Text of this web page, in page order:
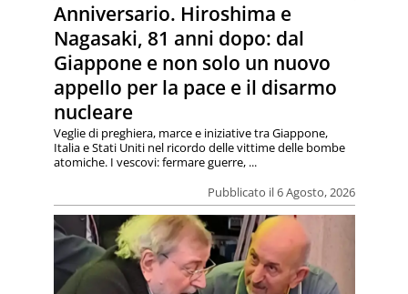
Anniversario. Hiroshima e
Nagasaki, 81 anni dopo: dal
Giappone e non solo un nuovo
appello per la pace e il disarmo
nucleare
Pubblicato il 6 Agosto, 2026
Veglie di preghiera, marce e iniziative tra Giappone,
Italia e Stati Uniti nel ricordo delle vittime delle bombe
atomiche. I vescovi: fermare guerre, ...